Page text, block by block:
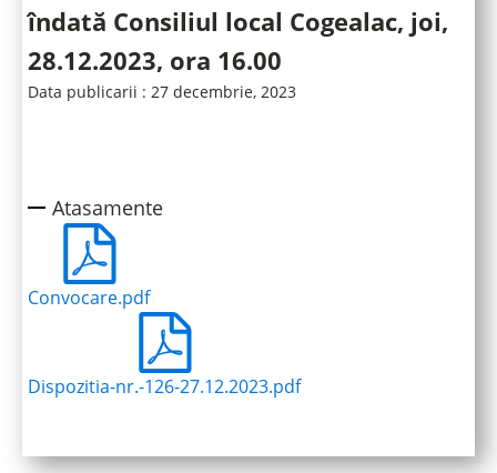
îndată Consiliul local Cogealac, joi,
28.12.2023, ora 16.00
Data publicarii : 27 decembrie, 2023
Atasamente
Convocare.pdf
Dispozitia-nr.-126-27.12.2023.pdf